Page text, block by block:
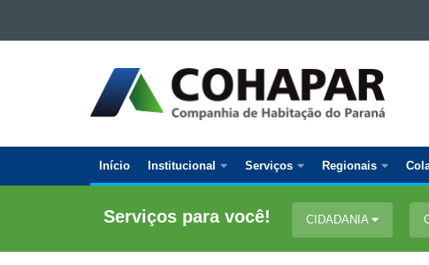
Ir para a navegação
COMPANHIA
DE
HABITAÇÃO
PARANÁ
Navegação
Principal
Início Institucional Serviços Regionais
Serviços para você! CIDADANIA